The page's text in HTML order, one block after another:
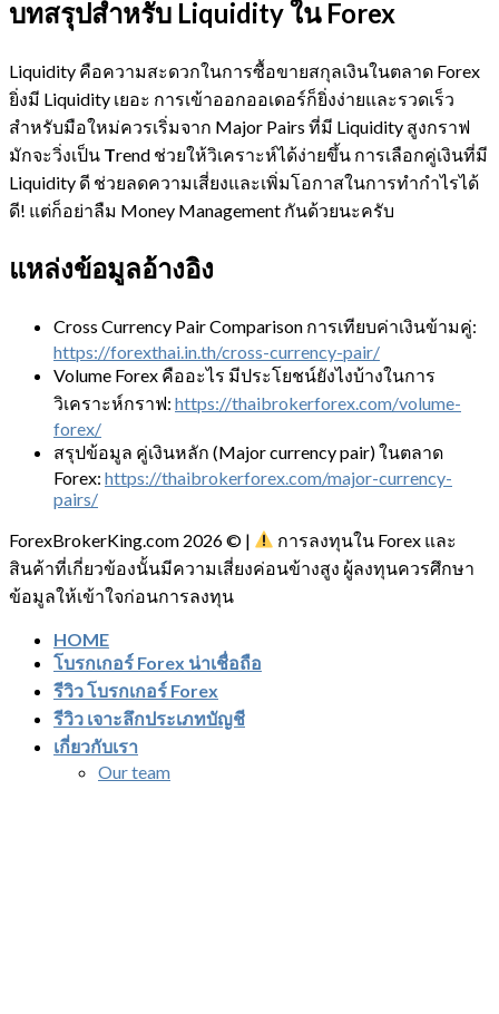
บทสรุปสำหรับ Liquidity ใน Forex
Liquidity คือความสะดวกในการซื้อขายสกุลเงินในตลาด Forex
ยิ่งมี Liquidity เยอะ การเข้าออกออเดอร์ก็ยิ่งง่ายและรวดเร็ว
สำหรับมือใหม่ควรเริ่มจาก Major Pairs ที่มี Liquidity สูงกราฟ
มักจะวิ่งเป็น Trend ช่วยให้วิเคราะห์ได้ง่ายขึ้น การเลือกคู่เงินที่มี
Liquidity ดี ช่วยลดความเสี่ยงและเพิ่มโอกาสในการทำกำไรได้
ดี! แต่ก็อย่าลืม Money Management กันด้วยนะครับ
แหล่งข้อมูลอ้างอิง
Cross Currency Pair Comparison การเทียบค่าเงินข้ามคู่:
https://forexthai.in.th/cross-currency-pair/
Volume Forex คืออะไร มีประโยชน์ยังไงบ้างในการ
วิเคราะห์กราฟ: https://thaibrokerforex.com/volume-
forex/
สรุปข้อมูล คู่เงินหลัก (Major currency pair) ในตลาด
Forex: https://thaibrokerforex.com/major-currency-
pairs/
ForexBrokerKing.com 2026 © |
การลงทุนใน Forex และ
สินค้าที่เกี่ยวข้องนั้นมีความเสี่ยงค่อนข้างสูง ผู้ลงทุนควรศึกษา
ข้อมูลให้เข้าใจก่อนการลงทุน
HOME
โบรกเกอร์ Forex น่าเชื่อถือ
รีวิว โบรกเกอร์ Forex
รีวิว เจาะลึกประเภทบัญชี
เกี่ยวกับเรา
Our team